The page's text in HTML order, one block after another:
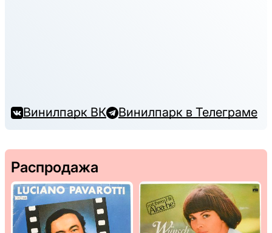
Винилпарк ВК Винилпарк в Телеграме
Распродажа